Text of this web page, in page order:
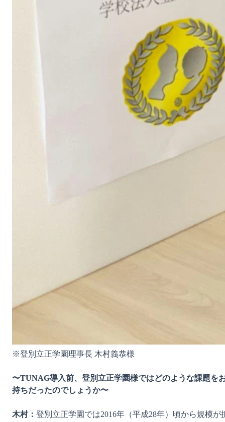
※登別立正学園理事長 木村義恭様
〜TUNAG導入前、登別立正学園様ではどのような課題を
持ちだったのでしょうか〜
木村： 登別立正学園では2016年（平成28年）頃から規模が